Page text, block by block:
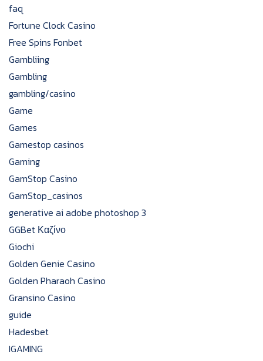
faq
Fortune Clock Casino
Free Spins Fonbet
Gambliing
Gambling
gambling/casino
Game
Games
Gamestop casinos
Gaming
GamStop Casino
GamStop_casinos
generative ai adobe photoshop 3
GGBet Καζίνο
Giochi
Golden Genie Casino
Golden Pharaoh Casino
Gransino Casino
guide
Hadesbet
IGAMING